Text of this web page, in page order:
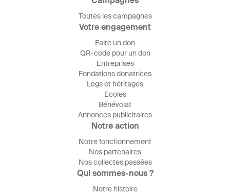
Toutes les campagnes
Votre engagement
Faire un don
QR-code pour un don
Entreprises
Fondations donatrices
Legs et héritages
Ecoles
Bénévolat
Annonces publicitaires
Notre action
Notre fonctionnement
Nos partenaires
Nos collectes passées
Qui sommes-nous ?
Notre histoire